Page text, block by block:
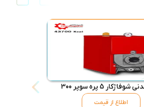
5 پره سوپر 300
اطلاع از قیمت